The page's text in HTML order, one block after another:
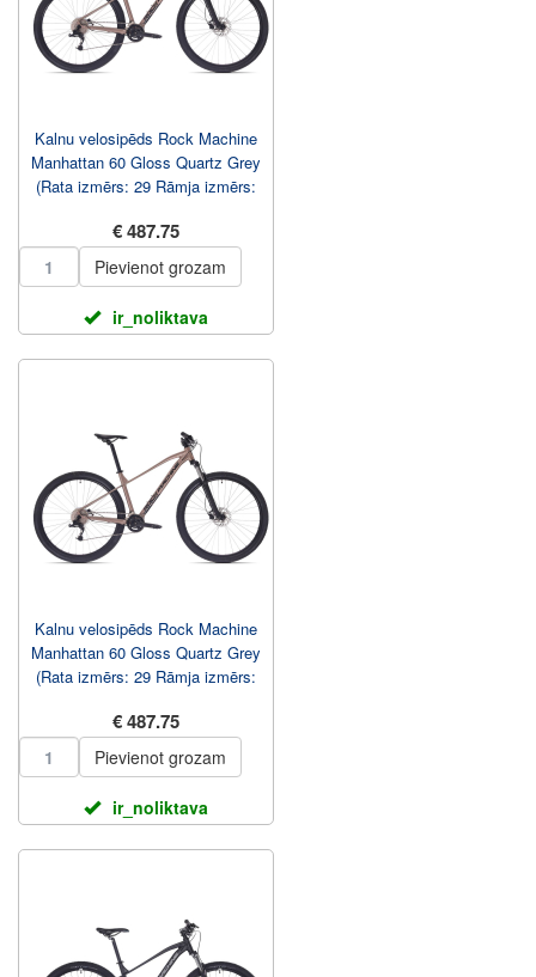
Kalnu velosipēds Rock Machine
Manhattan 60 Gloss Quartz Grey
(Rata izmērs: 29 Rāmja izmērs:
€ 487.75
Pievienot grozam
ir_noliktava
Kalnu velosipēds Rock Machine
Manhattan 60 Gloss Quartz Grey
(Rata izmērs: 29 Rāmja izmērs:
€ 487.75
Pievienot grozam
ir_noliktava